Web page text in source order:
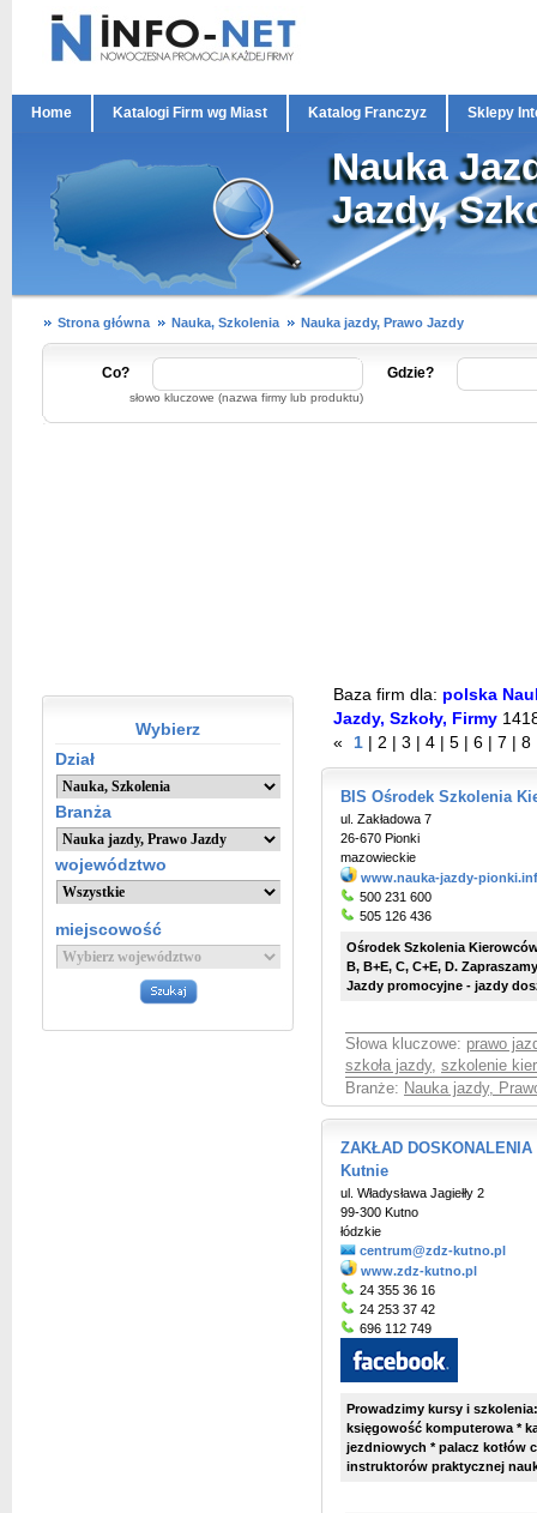
Home Katalogi Firm wg Miast Katalog Franczyz Sklepy
Nauka
Jazdy,
Strona główna Nauka, Szkolenia Nauka jazdy, Prawo Jazdy
Co?
słowo kluczowe (nazwa firmy lub produktu)
Gdzie?
Wybierz
Dział
Branża
województwo
miejscowość
Baza firm dla: polska
Jazdy, Szkoły, Firmy
«
1 2 3 4 5 6 7 8
BIS Ośrodek Szkolenia
ul. Zakładowa 7
26-670 Pionki
mazowieckie
www.nauka-jazdy-
500 231 600
505 126 436
Ośrodek Szkolenia
B, B+E, C, C+E, D.
Jazdy promocyjne - jazdy
Słowa kluczowe: prawo
szkoła jazdy, szkolenie
Branże: Nauka jazdy,
ZAKŁAD
Kutnie
ul. Władysława Jagiełły 2
99-300 Kutno
łódzkie
centrum@zdz-kutno.pl
www.zdz-kutno.pl
24 355 36 16
24 253 37 42
696 112 749
Prowadzimy kursy i
księgowość komputerowa *
jezdniowych * palacz kotłów
instruktorów praktycznej